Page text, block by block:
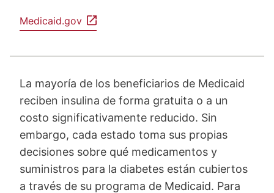
Medicaid.gov
La mayoría de los beneficiarios de Medicaid
reciben insulina de forma gratuita o a un
costo significativamente reducido. Sin
embargo, cada estado toma sus propias
decisiones sobre qué medicamentos y
suministros para la diabetes están cubiertos
a través de su programa de Medicaid. Para